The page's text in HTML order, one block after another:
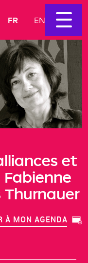
FR EN
et
Thurnauer
À MON AGENDA